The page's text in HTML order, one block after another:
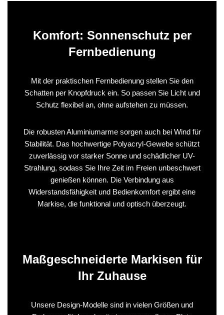
Komfort: Sonnenschutz per
Fernbedienung
Mit der praktischen Fernbedienung stellen Sie den
Schatten per Knopfdruck ein. So passen Sie Licht und
Schutz flexibel an, ohne aufstehen zu müssen.
Die robusten Aluminiumarme sorgen auch bei Wind für
Stabilität. Das hochwertige Polyacryl-Gewebe schützt
zuverlässig vor starker Sonne und schädlicher UV-
Strahlung, sodass Sie Ihre Zeit im Freien unbeschwert
genießen können. Die Verbindung aus
Widerstandsfähigkeit und Bedienkomfort ergibt eine
Markise, die funktional und optisch überzeugt.
Maßgeschneiderte Markisen für
Ihr Zuhause
Unsere Design-Modelle sind in vielen Größen und